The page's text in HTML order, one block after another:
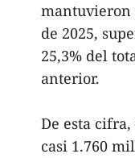
mantuvieron
de 2025,
25,3% del
anterior.
De esta
casi 1.760